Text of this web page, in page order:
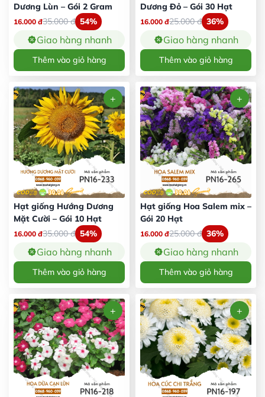
Dương Lùn – Gói 2 Gram
16.000 đ35.000đ 54%
Giao hàng nhanh
Thêm vào giỏ hàng
Dương Đỏ – Gói 30 Hạt
16.000 đ25.000đ 36%
Giao hàng nhanh
Thêm vào giỏ hàng
Hạt giống Hướng Dương
Mặt Cười – Gói 10 Hạt
16.000 đ35.000đ 54%
Giao hàng nhanh
Thêm vào giỏ hàng
Hạt giống Hoa Salem mix –
Gói 20 Hạt
16.000 đ25.000đ 36%
Giao hàng nhanh
Thêm vào giỏ hàng